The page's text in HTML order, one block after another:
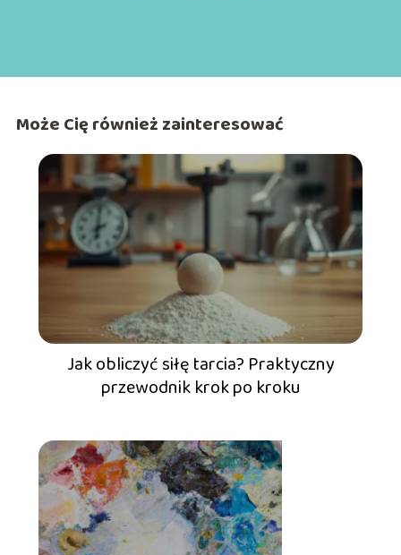
Może Cię również zainteresować
Jak obliczyć siłę tarcia? Praktyczny
przewodnik krok po kroku